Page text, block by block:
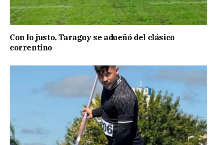
Con lo justo, Taraguy se adueñó del clásico
correntino